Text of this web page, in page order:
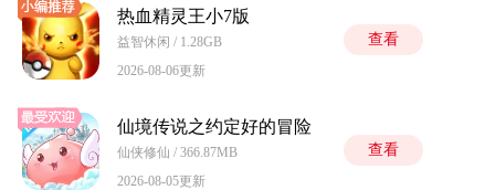
热血精灵王小7版
益智休闲 / 1.28GB
2026-08-06更新
查看
仙境传说之约定好的冒险
仙侠修仙 / 366.87MB
2026-08-05更新
查看